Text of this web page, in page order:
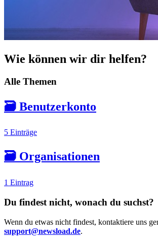
Wie können wir dir helfen?
Alle Themen
🗃️ Benutzerkonto
5 Einträge
🗃️ Organisationen
1 Eintrag
Du findest nicht, wonach du suchst?
Wenn du etwas nicht findest, kontaktiere uns
support@newsload.de.